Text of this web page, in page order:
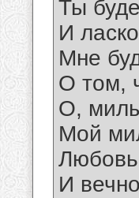
Ты
И
Мне
О том,
О,
Мой
И